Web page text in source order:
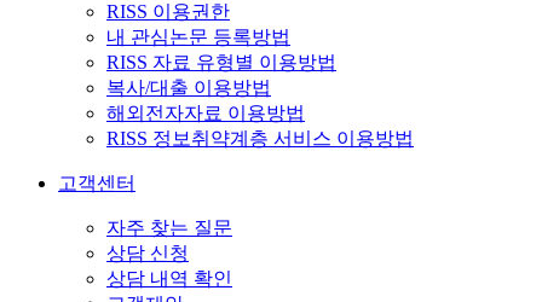
RISS 이용권한
내 관심논문 등록방법
RISS 자료 유형별 이용방법
복사/대출 이용방법
해외전자자료 이용방법
RISS 정보취약계층 서비스 이용방법
고객센터
자주 찾는 질문
상담 신청
상담 내역 확인